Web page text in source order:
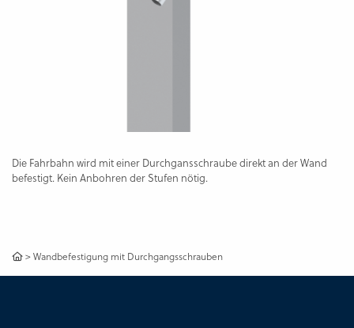
Die Fahrbahn wird mit einer Durchgansschraube direkt an der Wand
befestigt. Kein Anbohren der Stufen nötig.
>Wandbefestigung mit Durchgangsschrauben